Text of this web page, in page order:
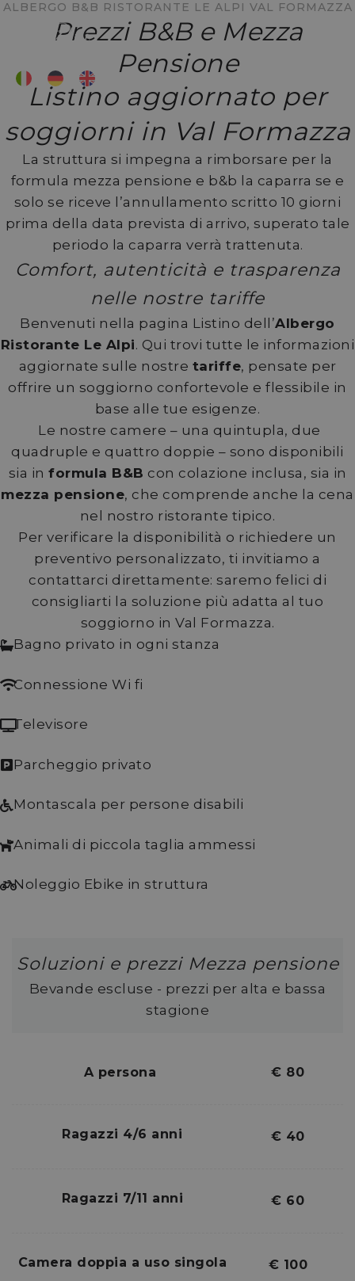
ALBERGO B&B RISTORANTE LE ALPI VAL FORMAZZA
Prezzi B&B e Mezza
Pensione
Listino aggiornato per
soggiorni in Val Formazza
La struttura si impegna a rimborsare per la
formula mezza pensione e b&b la caparra se e
solo se riceve l’annullamento scritto 10 giorni
prima della data prevista di arrivo, superato tale
periodo la caparra verrà trattenuta.
Comfort, autenticità e trasparenza
nelle nostre tariffe
Benvenuti nella pagina Listino dell’Albergo
Ristorante Le Alpi. Qui trovi tutte le informazioni
aggiornate sulle nostre tariffe, pensate per
offrire un soggiorno confortevole e flessibile in
base alle tue esigenze.
Le nostre camere – una quintupla, due
quadruple e quattro doppie – sono disponibili
sia in formula B&B con colazione inclusa, sia in
mezza pensione, che comprende anche la cena
nel nostro ristorante tipico.
Per verificare la disponibilità o richiedere un
preventivo personalizzato, ti invitiamo a
contattarci direttamente: saremo felici di
consigliarti la soluzione più adatta al tuo
soggiorno in Val Formazza.
Bagno privato in ogni stanza
Connessione Wi fi
Televisore
Parcheggio privato
Montascala per persone disabili
Animali di piccola taglia ammessi
Noleggio Ebike in struttura
Soluzioni e prezzi Mezza pensione
Bevande escluse - prezzi per alta e bassa
stagione
A persona € 80
Ragazzi 4/6 anni € 40
Ragazzi 7/11 anni € 60
Camera doppia a uso singola € 100